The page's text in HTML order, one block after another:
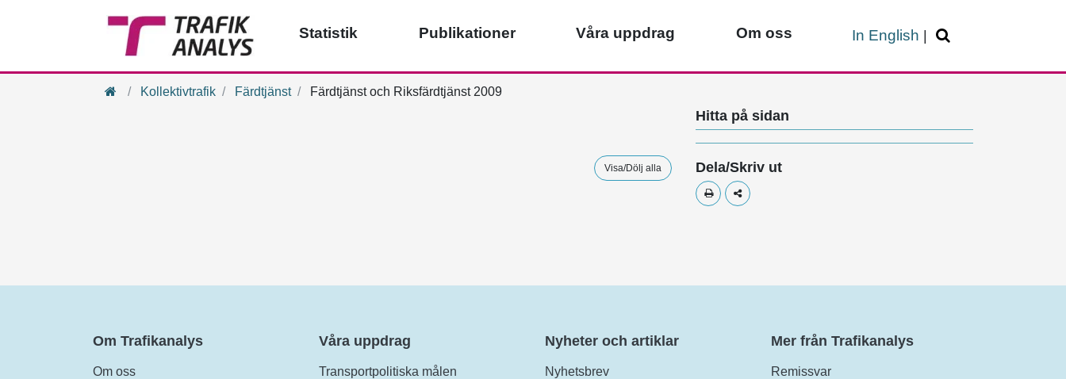
Statistik Publikationer Våra uppdrag Om oss In English
HemKollektivtrafik Färdtjänst Färdtjänst och Riksfärdtjänst 2009
Visa/Dölj alla
Hitta på sidan
Dela/Skriv ut
Skriv utDela
Om Trafikanalys
Om oss
Våra uppdrag
Transportpolitiska målen
Nyheter och artiklar
Nyhetsbrev
Mer från Trafikanalys
Remissvar